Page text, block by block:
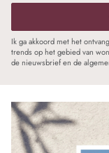
Ik ga akkoord met het
trends op het gebied van
de nieuwsbrief en de